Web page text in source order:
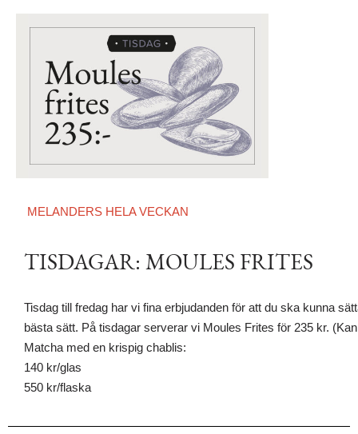
MELANDERS HELA VECKAN
TISDAGAR: MOULES FRITES
Tisdag till fredag har vi fina erbjudanden för att du ska kunna
bästa sätt. På tisdagar serverar vi Moules Frites för 235 kr.
Matcha med en krispig chablis:
140 kr/glas
550 kr/flaska